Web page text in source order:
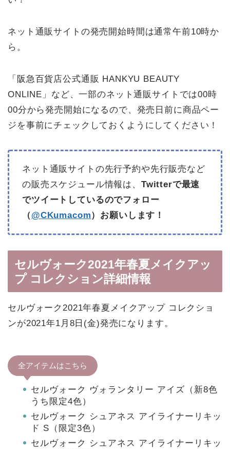
ネット通販サイトの発売開始時間は通常午前10時か
ら。
「阪急百貨店公式通販 HANKYU BEAUTY
ONLINE」など、一部のネット通販サイトでは00時
00分から発売開始になるので、発売日前に商品ペー
ジを事前にチェックしておくようにしてください！
ネット通販サイトの先行予約や先行販売など
の販売スケジュール情報は、 Twitterで最速
でツイートしているのでフォロー
（ @CKumacom）お願いします！
セルヴォーク2021年春夏メイクアッ
プ コレクション詳細情報
セルヴォーク2021年春夏メイクアップ コレクショ
ンが2021年1月8日(金)発売になります。
全アイテムはこちら
セルヴォーク ヴォランタリー アイズ（新8色
うち限定4色）
セルヴォーク シュアネス アイライナーリキッ
ド S（限定3色）
セルヴォーク シュアネス アイライナーリキッ